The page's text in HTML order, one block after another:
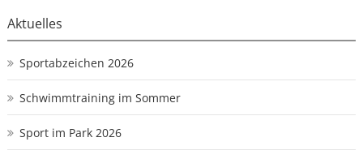
Aktuelles
Sportabzeichen 2026
Schwimmtraining im Sommer
Sport im Park 2026